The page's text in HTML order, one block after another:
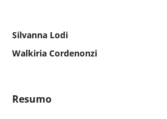
Silvanna Lodi
Walkiria Cordenonzi
Resumo